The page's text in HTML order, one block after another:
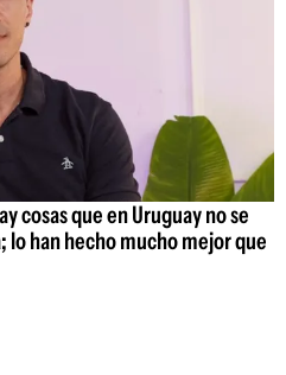
cosas que en Uruguay no se
han hecho mucho mejor que